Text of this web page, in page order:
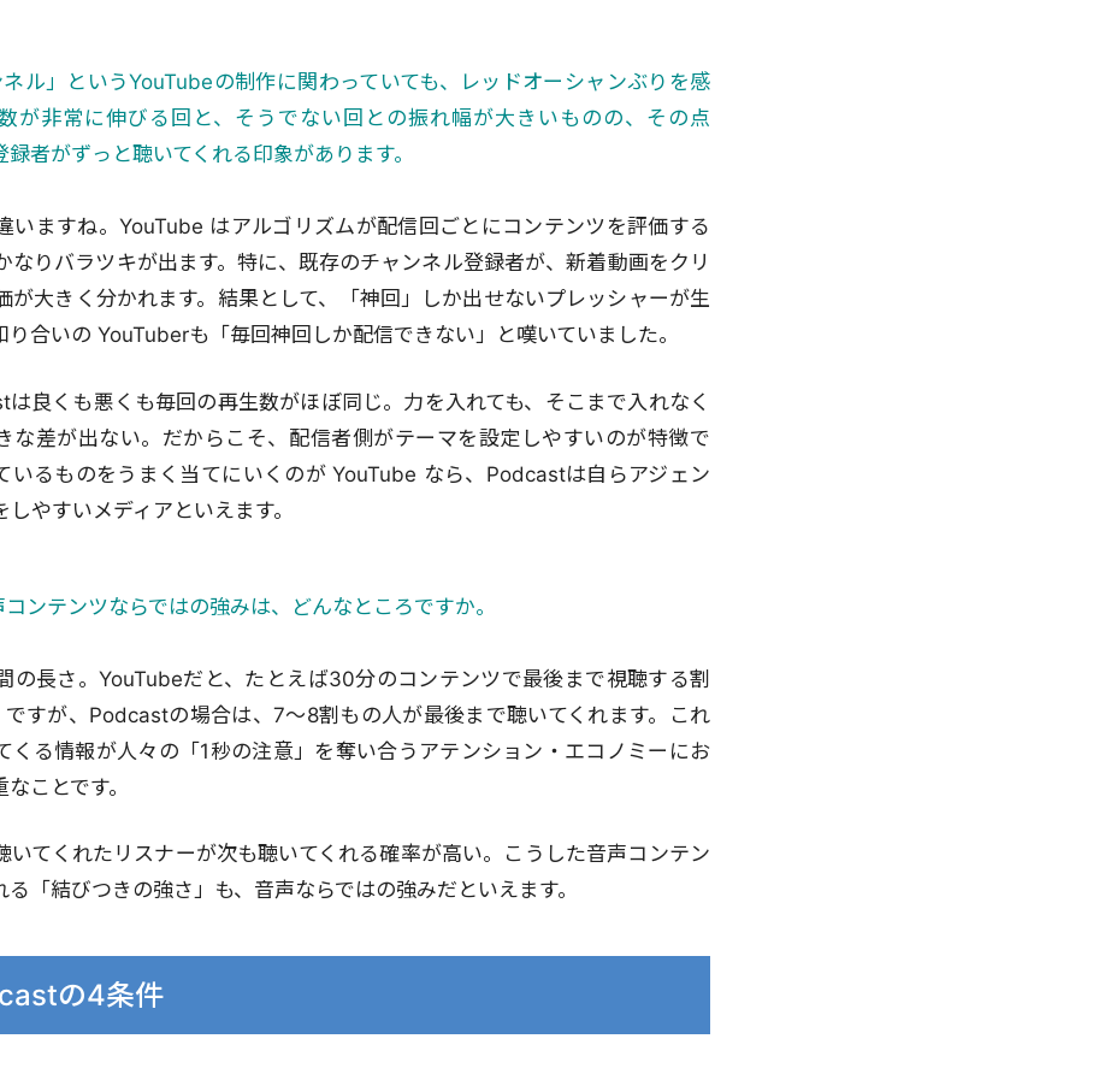
ル」というYouTubeの制作に関わっていても、レッドオーシャンぶりを感
が非常に伸びる回と、そうでない回との振れ幅が大きいものの、その点
者がずっと聴いてくれる印象があります。
いますね。YouTube はアルゴリズムが配信回ごとにコンテンツを評価する
なりバラツキが出ます。特に、既存のチャンネル登録者が、新着動画をクリ
が大きく分かれます。結果として、「神回」しか出せないプレッシャーが生
り合いの YouTuberも「毎回神回しか配信できない」と嘆いていました。
良くも悪くも毎回の再生数がほぼ同じ。力を入れても、そこまで入れなく
な差が出ない。だからこそ、配信者側がテーマを設定しやすいのが特徴で
いるものをうまく当てにいくのが YouTube なら、Podcastは自らアジェン
やすいメディアといえます。
ンテンツならではの強みは、どんなところですか。
の長さ。YouTubeだと、たとえば30分のコンテンツで最後まで視聴する割
すが、Podcastの場合は、7～8割もの人が最後まで聴いてくれます。これ
くる情報が人々の「1秒の注意」を奪い合うアテンション・エコノミーにお
ことです。
いてくれたリスナーが次も聴いてくれる確率が高い。こうした音声コンテン
る「結びつきの強さ」も、音声ならではの強みだといえます。
の4条件